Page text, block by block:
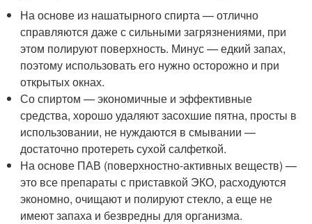
На основе из нашатырного спирта — отлично
справляются даже с сильными загрязнениями, при
этом полируют поверхность. Минус — едкий запах,
поэтому использовать его нужно осторожно и при
открытых окнах.
Со спиртом — экономичные и эффективные
средства, хорошо удаляют засохшие пятна, просты в
использовании, не нуждаются в смывании —
достаточно протереть сухой салфеткой.
На основе ПАВ (поверхностно-активных веществ) —
это все препараты с приставкой ЭКО, расходуются
экономно, очищают и полируют стекло, а еще не
имеют запаха и безвредны для организма.